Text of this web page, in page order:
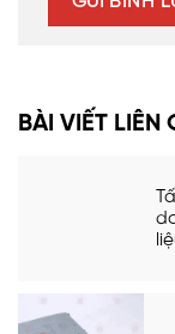
BÀI VIẾT LIÊN